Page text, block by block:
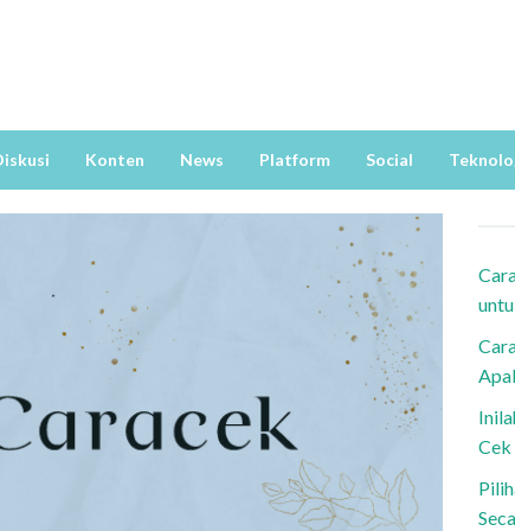
Konten News Platform Social
Cek